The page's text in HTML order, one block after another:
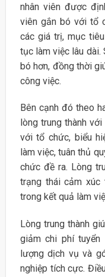
nhân viên được
viên gắn bó với tổ
các giá trị, mục
tục làm việc lâu dài.
bó hơn, đồng thời
công việc.
Bên cạnh đó theo
lòng trung thành
với tổ chức, biểu
làm việc, tuân thủ
chức đề ra. Lòng
trạng thái cảm
trong kết quả làm
Lòng trung thành
giảm chi phí
lượng dịch vụ và
nghiệp tích cực.